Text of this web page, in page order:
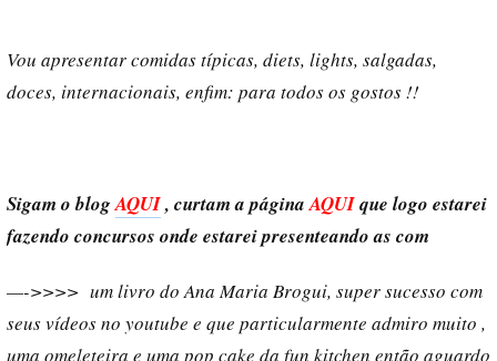
Vou apresentar comidas típicas, diets, lights, salgadas,
doces, internacionais, enfim: para todos os gostos !!
Sigam o blogAQUI, curtam a páginaAQUIque logo estarei
fazendo concursos onde estarei presenteando as com
—->>>> um livro do Ana Maria Brogui, super sucesso com
seus vídeos no youtube e que particularmente admiro muito ,
uma omeleteira e uma pop cake da fun kitchen então aguardo